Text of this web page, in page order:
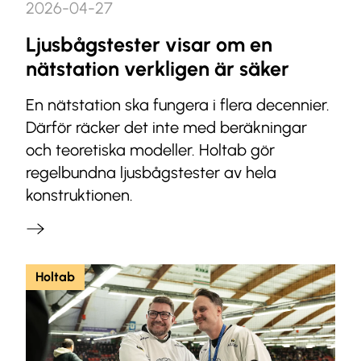
2026-04-27
Ljusbågstester visar om en
nätstation verkligen är säker
En nätstation ska fungera i flera decennier.
Därför räcker det inte med beräkningar
och teoretiska modeller. Holtab gör
regelbundna ljusbågstester av hela
konstruktionen.
Holtab